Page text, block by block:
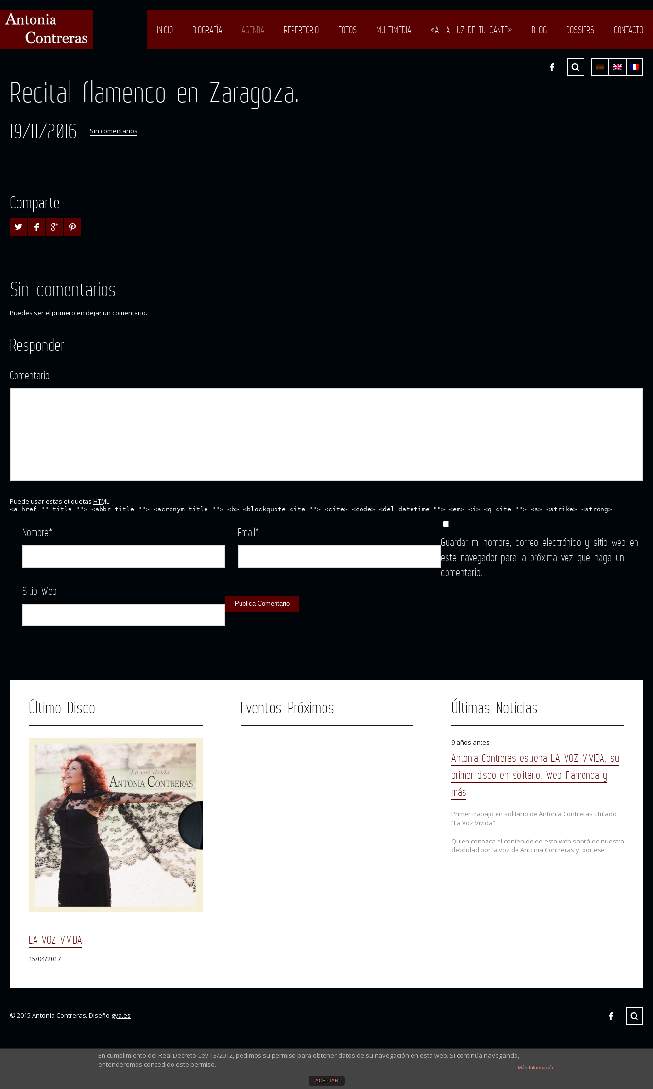
En cumplimiento del Real Decreto-Ley 13/2012, pedimos su permiso para obtener datos de su navegación en esta web. Si continúa navegando,
entenderemos concedido este permiso.
Más Información
ACEPTAR
INICIO BIOGRAFÍA AGENDA REPERTORIO FOTOS MULTIMEDIA «A LA LUZ DE TU CANTE» BLOG DOSSIERS CONTACTO
Recital flamenco en Zaragoza.
19/11/2016 Sin comentarios
Comparte
Sin comentarios
Puedes ser el primero en dejar un comentario.
Responder
Comentario
Puede usar estas etiquetas HTML:
<a href="" title=""> <abbr title=""> <acronym title=""> <b> <blockquote cite=""> <cite> <code> <del datetime=""> <em> <i> <q cite=""> <s> <strike> <strong>
Nombre* Email*
Sitio Web
Guardar mi nombre, correo electrónico y sitio web en
este navegador para la próxima vez que haga un
comentario.
Último Disco
LA VOZ VIVIDA
15/04/2017
Eventos Próximos Últimas Noticias
9 años antes
Antonia Contreras estrena LA VOZ VIVIDA, su
primer disco en solitario. Web Flamenca y
más
Primer trabajo en solitario de Antonia Contreras titulado
“La Voz Vivida”.
Quien conozca el contenido de esta web sabrá de nuestra
debilidad por la voz de Antonia Contreras y, por ese …
© 2015 Antonia Contreras. Diseño gya.es